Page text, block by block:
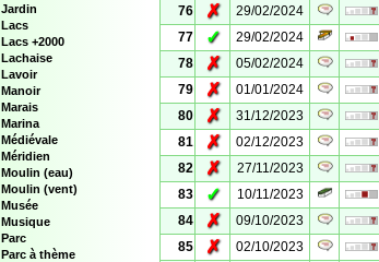
Jardin
Lacs
Lacs +2000
Lachaise
Lavoir
Manoir
Marais
Marina
Médiévale
Méridien
Moulin (eau)
Moulin (vent)
Musée
Musique
Parc
Parc à thème
76
✗ 29/02/2024
77
✓ 29/02/2024
78
✗ 05/02/2024
79
✗ 01/01/2024
80
✗ 31/12/2023
81
✗ 02/12/2023
82
✗ 27/11/2023
83
✓ 10/11/2023
84
✗ 09/10/2023
85
✗ 02/10/2023